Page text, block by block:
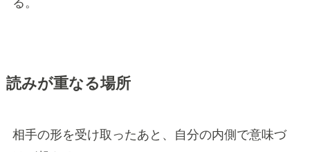
読みが重なる場所
相手の形を受け取ったあと、自分の内側で意味づ